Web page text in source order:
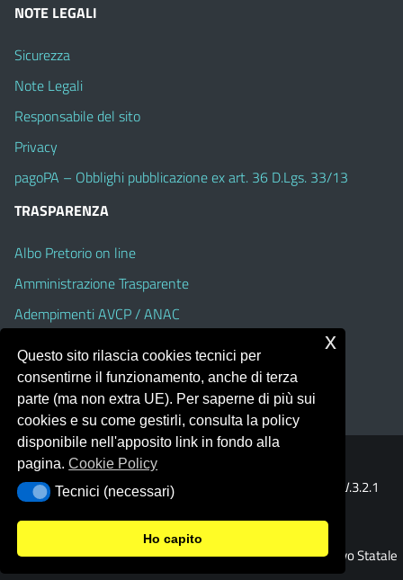
NOTE LEGALI
Sicurezza
Note Legali
Responsabile del sito
Privacy
pagoPA – Obblighi pubblicazione ex art. 36 D.Lgs. 33/13
TRASPARENZA
Albo Pretorio on line
Amministrazione Trasparente
Adempimenti AVCP / ANAC
Dichiarazione di accessibilità
Portale realizzato con la piattaforma
Template Italia configurato sul tema accessibile
V.3.2.1
(Alioth)
© 2026 Istituto Comprensivo Statale
Questo sito rilascia cookies tecnici per
consentirne il funzionamento, anche di terza
parte (ma non extra UE). Per saperne di più sui
cookies e su come gestirli, consulta la policy
disponibile nell'apposito link in fondo alla
pagina.Cookie Policy
Tecnici (necessari)
Tecnici (necessari)
Ho capito
x